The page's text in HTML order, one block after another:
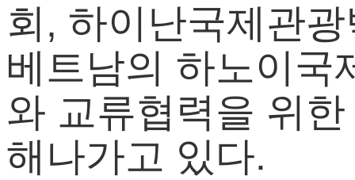
회, 하이난국제관
베트남의 하노이국
와 교류협력을 위
해나가고 있다.